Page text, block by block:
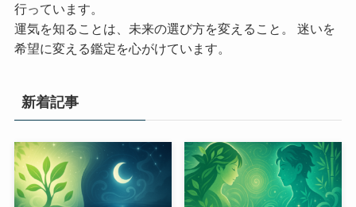
行っています。
運気を知ることは、未来の選び方を変えること。 迷いを
希望に変える鑑定を心がけています。
新着記事